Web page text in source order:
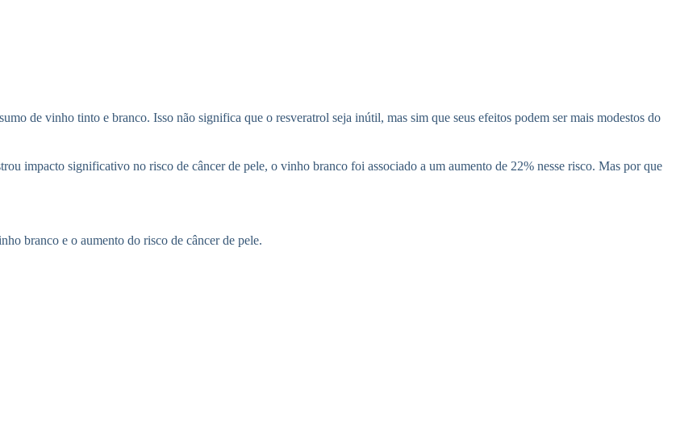
de vinho tinto e branco. Isso não significa que o resveratrol seja inútil, mas sim que seus efeitos podem ser mais modestos do
impacto significativo no risco de câncer de pele, o vinho branco foi associado a um aumento de 22% nesse risco. Mas por que
branco e o aumento do risco de câncer de pele.